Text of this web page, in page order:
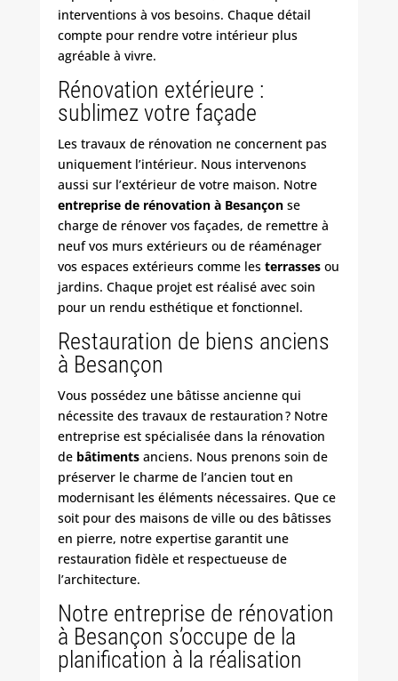
interventions à vos besoins. Chaque détail
compte pour rendre votre intérieur plus
agréable à vivre.
Rénovation extérieure :
sublimez votre façade
Lestravaux de rénovation ne concernent pas
uniquement l’intérieur. Nous intervenons
aussi sur l’extérieur de votre maison. Notre
entreprise de rénovation à Besançonse
charge de rénover vos façades, de remettre à
neuf vos murs extérieurs ou de réaménager
vos espaces extérieurs comme les terrassesou
jardins. Chaque projet est réalisé avec soin
pour un rendu esthétique et fonctionnel.
Restauration de biens anciens
à Besançon
Vous possédez une bâtisse ancienne qui
nécessite des travaux de restauration ? Notre
entreprise est spécialisée dans la rénovation
de bâtimentsanciens. Nous prenons soin de
préserver le charme de l’ancien tout en
modernisant les éléments nécessaires. Que ce
soit pour des maisons de ville ou des bâtisses
en pierre, notre expertise garantit une
restauration fidèle et respectueuse de
l’architecture.
Notre entreprise de rénovation
à Besançon s’occupe de la
planification à la réalisation